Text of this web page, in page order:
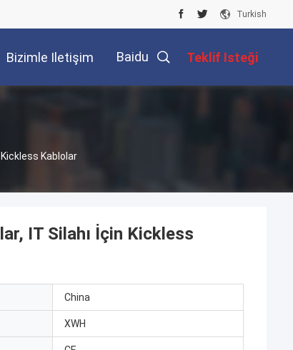
Turkish
Bizimle Iletişim Baidu Teklif Isteği
Kablolar
IT Silahı İçin Kickless
China
XWH